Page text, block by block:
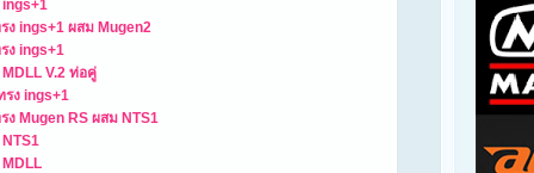
ings+1 ผสม Mugen2
ง ings+1
V.2 ท่อคู่
ง ings+1
Mugen RS ผสม NTS1